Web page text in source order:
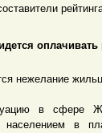
оплачивать
нежелание
в сфере
населением в